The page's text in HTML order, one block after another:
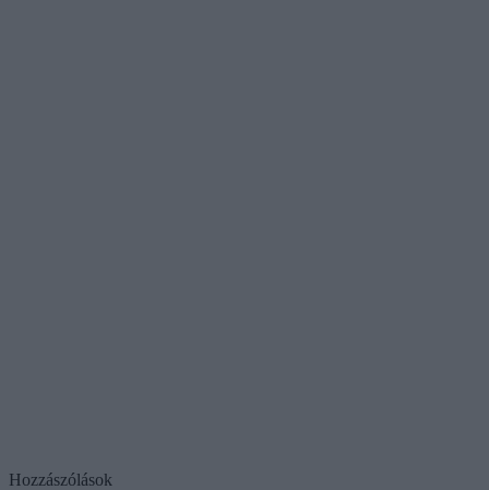
Hozzászólások